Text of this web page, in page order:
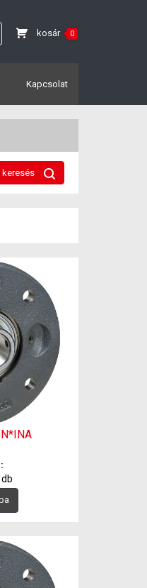
kosár 0
Kapcsolat
keresés